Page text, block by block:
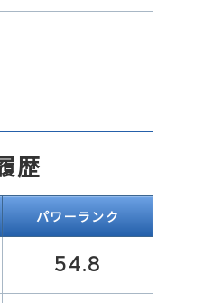
歴
パワーランク
54.8